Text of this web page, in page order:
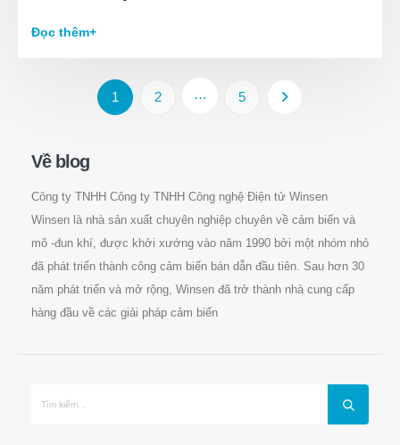
Đọc thêm+
1 2 … 5
Về blog
Công ty TNHH Công ty TNHH Công nghệ Điện tử Winsen
Winsen là nhà sản xuất chuyên nghiệp chuyên về cảm biến và
mô -đun khí, được khởi xướng vào năm 1990 bởi một nhóm nhỏ
đã phát triển thành công cảm biến bán dẫn đầu tiên. Sau hơn 30
năm phát triển và mở rộng, Winsen đã trở thành nhà cung cấp
hàng đầu về các giải pháp cảm biến